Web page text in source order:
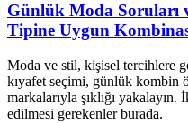
Günlük Moda Soruları
Tipine Uygun
Moda ve stil, kişisel tercihlere
kıyafet seçimi, günlük kombin
markalarıyla şıklığı
edilmesi gerekenler burada.